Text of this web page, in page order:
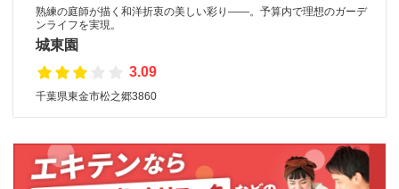
熟練の庭師が描く和洋折衷の美しい彩り――。予算内で理想のガーデ
ンライフを実現。
城東園
3.09
千葉県東金市松之郷3860